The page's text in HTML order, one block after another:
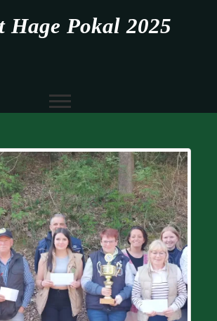
Hage Pokal 2025